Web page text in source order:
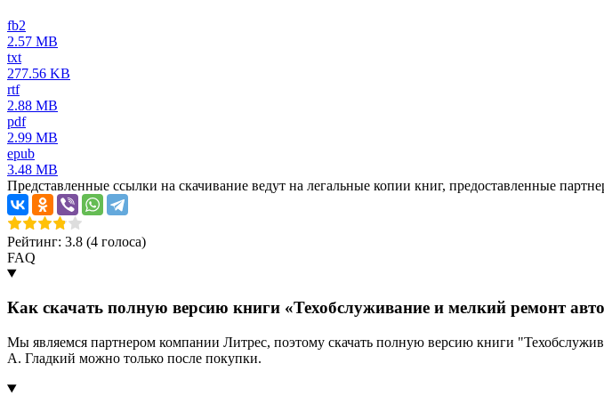
fb2
2.57 MB
txt
277.56 KB
rtf
2.88 MB
pdf
2.99 MB
epub
3.48 MB
Представленные ссылки на скачивание ведут на легальные копии книг, предоставленные
Рейтинг: 3.8 (4 голоса)
FAQ
Как скачать полную версию книги «Техобслуживание и мелкий ремонт
Мы являемся партнером компании Литрес, поэтому скачать полную версию книги
А. Гладкий можно только после покупки.